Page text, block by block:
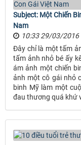
Subject: Một Chiến
Nam
10:33 29/03/2016
Ðây chỉ là một tấm
tấm ảnh nhỏ bé ấy
ám ảnh một chiến
ảnh một cô gái nhỏ
binh Mỹ làm một
đau thương quá khứ